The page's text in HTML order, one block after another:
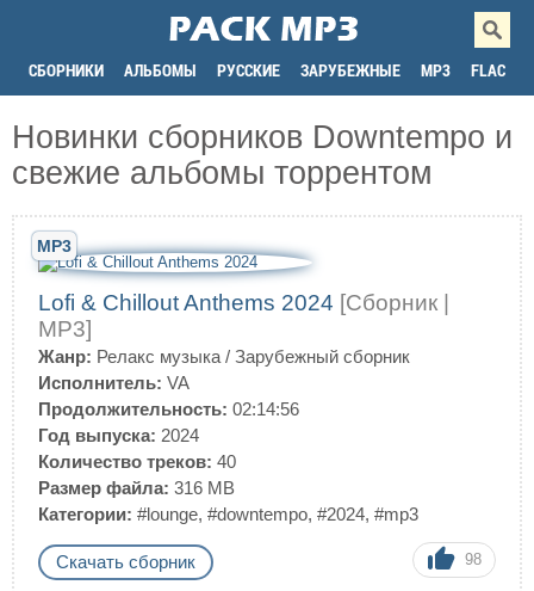
СБОРНИКИ АЛЬБОМЫ РУССКИЕ ЗАРУБЕЖНЫЕ MP3 FLAC
Новинки сборников Downtempo и
свежие альбомы торрентом
MP3
Lofi & Chillout Anthems 2024 [Сборник |
MP3]
Жанр: Релакс музыка / Зарубежный сборник
Исполнитель: VA
Продолжительность: 02:14:56
Год выпуска: 2024
Количество треков: 40
Размер файла: 316 MB
Категории: #lounge, #downtempo, #2024, #mp3
Скачать сборник 98